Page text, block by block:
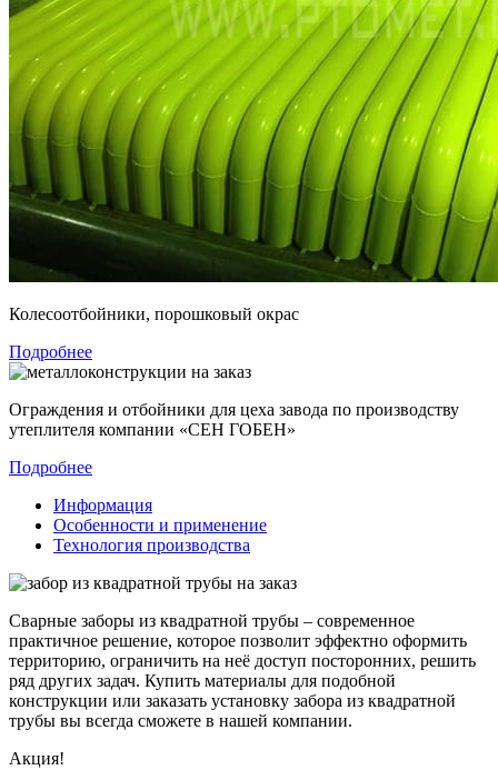
Колесоотбойники, порошковый окрас
Подробнее
Ограждения и отбойники для цеха завода по производству
утеплителя компании «СЕН ГОБЕН»
Подробнее
Информация
Особенности и применение
Технология производства
Сварные заборы из квадратной трубы – современное
практичное решение, которое позволит эффектно оформить
территорию, ограничить на неё доступ посторонних, решить
ряд других задач. Купить материалы для подобной
конструкции или заказать установку забора из квадратной
трубы вы всегда сможете в нашей компании.
Акция!